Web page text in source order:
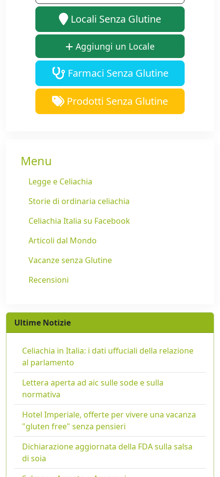
Locali Senza Glutine
Aggiungi un Locale
Farmaci Senza Glutine
Prodotti Senza Glutine
Menu
Legge e Celiachia
Storie di ordinaria celiachia
Celiachia Italia su Facebook
Articoli dal Mondo
Vacanze senza Glutine
Recensioni
Ultime Notizie
Celiachia in Italia: i dati uffuciali della relazione
al parlamento
Lettera aperta ad aic sulle sode e sulla
normativa
Hotel Imperiale, offerte per vivere una vacanza
"gluten free" senza pensieri
Dichiarazione aggiornata della FDA sulla salsa
di soia